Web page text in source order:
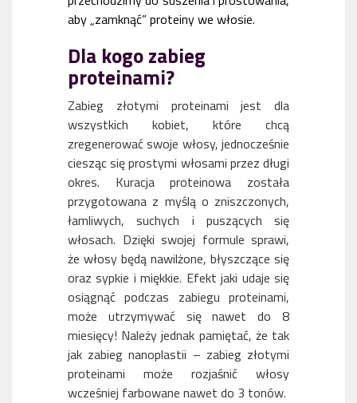
aby „zamknąć” proteiny we włosie.
Dla kogo zabieg
proteinami?
Zabieg złotymi proteinami jest dla
wszystkich kobiet, które chcą
zregenerować swoje włosy, jednocześnie
ciesząc się prostymi włosami przez długi
okres. Kuracja proteinowa została
przygotowana z myślą o zniszczonych,
łamliwych, suchych i puszących się
włosach. Dzięki swojej formule sprawi,
że włosy będą nawilżone, błyszczące się
oraz sypkie i miękkie. Efekt jaki udaje się
osiągnąć podczas zabiegu proteinami,
może utrzymywać się nawet do 8
miesięcy! Należy jednak pamiętać, że tak
jak zabieg nanoplastii – zabieg złotymi
proteinami może rozjaśnić włosy
wcześniej farbowane nawet do 3 tonów.